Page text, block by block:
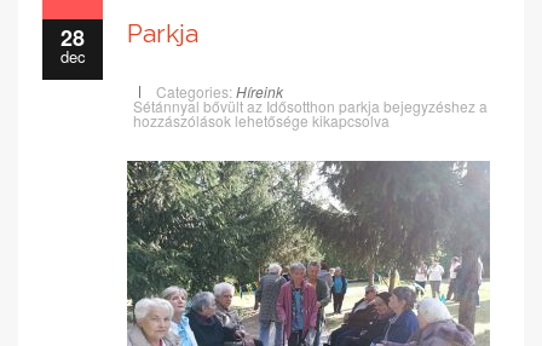
28
dec
Parkja
Categories: Híreink
Sétánnyal bővült az Idősotthon parkja bejegyzésheza
hozzászólások lehetősége kikapcsolva